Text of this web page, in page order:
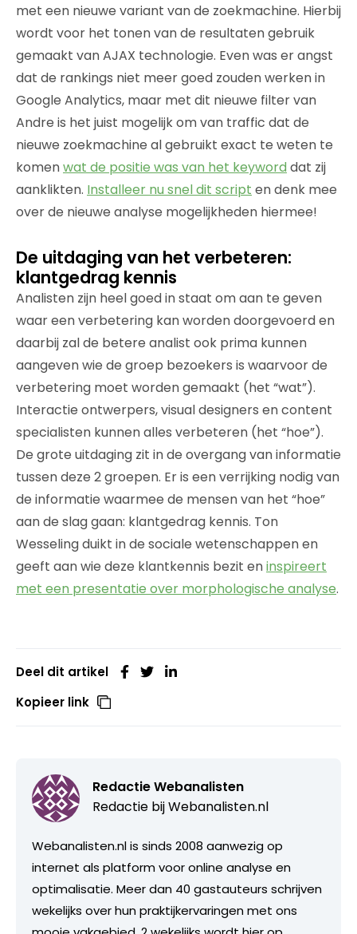
met een nieuwe variant van de zoekmachine. Hierbij
wordt voor het tonen van de resultaten gebruik
gemaakt van AJAX technologie. Even was er angst
dat de rankings niet meer goed zouden werken in
Google Analytics, maar met dit nieuwe filter van
Andre is het juist mogelijk om van traffic dat de
nieuwe zoekmachine al gebruikt exact te weten te
komenwat de positie was van het keyword dat zij
aanklikten. Installeer nu snel dit script en denk mee
over de nieuwe analyse mogelijkheden hiermee!
De uitdaging van het verbeteren:
klantgedrag kennis
Analisten zijn heel goed in staat om aan te geven
waar een verbetering kan worden doorgevoerd en
daarbij zal de betere analist ook prima kunnen
aangeven wie de groep bezoekers is waarvoor de
verbetering moet worden gemaakt (het “wat”).
Interactie ontwerpers, visual designers en content
specialisten kunnen alles verbeteren (het “hoe”).
De grote uitdaging zit in de overgang van informatie
tussen deze 2 groepen. Er is een verrijking nodig van
de informatie waarmee de mensen van het “hoe”
aan de slag gaan: klantgedrag kennis. Ton
Wesseling duikt in de sociale wetenschappen en
geeft aan wie deze klantkennis bezit eninspireert
met een presentatie over morphologische analyse.
Deel dit artikel
Kopieer link
Redactie Webanalisten
Redactie bijWebanalisten.nl
Webanalisten.nl is sinds 2008 aanwezig op
internet als platform voor online analyse en
optimalisatie. Meer dan 40 gastauteurs schrijven
wekelijks over hun praktijkervaringen met ons